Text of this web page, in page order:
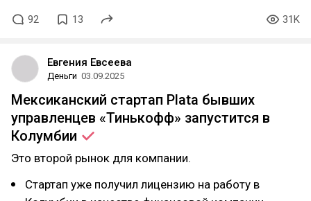
92 13 31K
Евгения Евсеева
Деньги 03.09.2025
Мексиканский стартап Plata бывших
управленцев «Тинькофф» запустится в
Колумбии
Это второй рынок для компании.
Стартап уже получил лицензию на работу в